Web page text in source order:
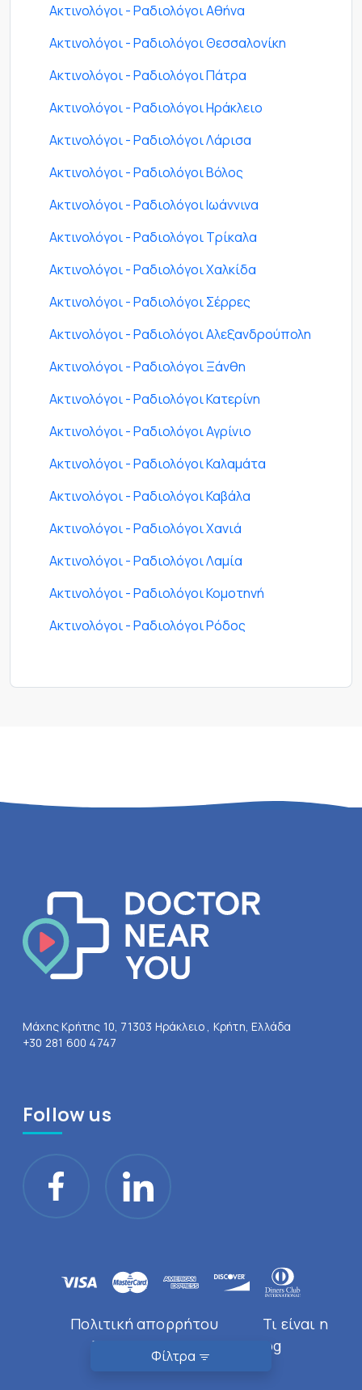
Φίλτρα
Ακτινολόγοι - Ραδιολόγοι Αθήνα
Ακτινολόγοι - Ραδιολόγοι Θεσσαλονίκη
Ακτινολόγοι - Ραδιολόγοι Πάτρα
Ακτινολόγοι - Ραδιολόγοι Ηράκλειο
Ακτινολόγοι - Ραδιολόγοι Λάρισα
Ακτινολόγοι - Ραδιολόγοι Βόλος
Ακτινολόγοι - Ραδιολόγοι Ιωάννινα
Ακτινολόγοι - Ραδιολόγοι Τρίκαλα
Ακτινολόγοι - Ραδιολόγοι Χαλκίδα
Ακτινολόγοι - Ραδιολόγοι Σέρρες
Ακτινολόγοι - Ραδιολόγοι Αλεξανδρούπολη
Ακτινολόγοι - Ραδιολόγοι Ξάνθη
Ακτινολόγοι - Ραδιολόγοι Κατερίνη
Ακτινολόγοι - Ραδιολόγοι Αγρίνιο
Ακτινολόγοι - Ραδιολόγοι Καλαμάτα
Ακτινολόγοι - Ραδιολόγοι Καβάλα
Ακτινολόγοι - Ραδιολόγοι Χανιά
Ακτινολόγοι - Ραδιολόγοι Λαμία
Ακτινολόγοι - Ραδιολόγοι Κομοτηνή
Ακτινολόγοι - Ραδιολόγοι Ρόδος
Μάχης Κρήτης 10, 71303 Ηράκλειο , Κρήτη, Ελλάδα
+30 281 600 4747
Follow us
Πολιτική απορρήτου
Τι είναι η
Doctor Near You
Blog